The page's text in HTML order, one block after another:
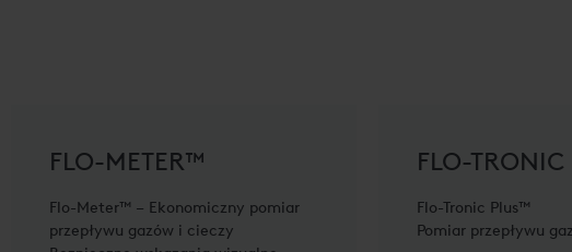
FLO-METER™
Flo-Meter™ – Ekonomiczny pomiar
przepływu gazów i cieczy
FLO-
Flo-Tronic Plus™
Pomiar przepływu